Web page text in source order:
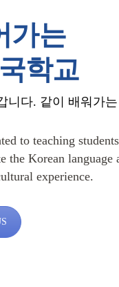
가는
학교
다. 같이 배워가
to teaching
Korean
experience.